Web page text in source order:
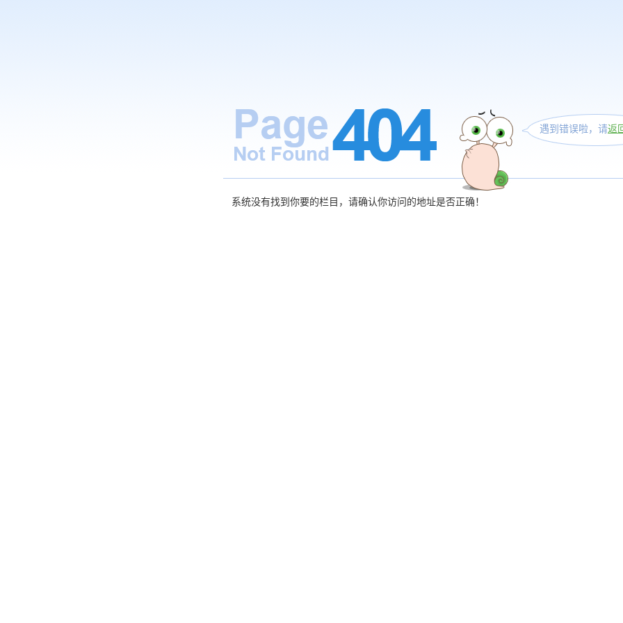
遇到错误啦，请返
系统没有找到你要的栏目，请确认你访问的地址是否正确！